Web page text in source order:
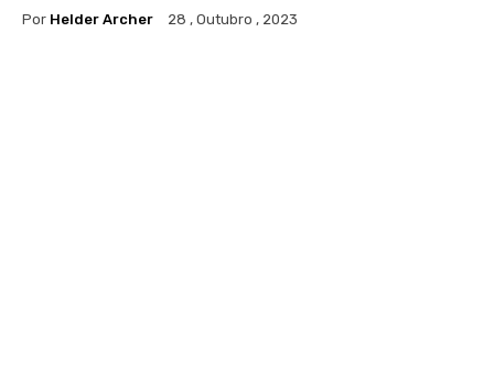
Por Helder Archer 28 , Outubro , 2023